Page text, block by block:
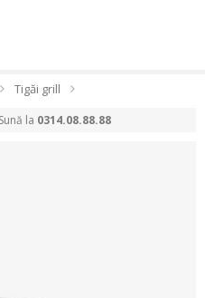
Tigăi grill
la 0314.08.88.88